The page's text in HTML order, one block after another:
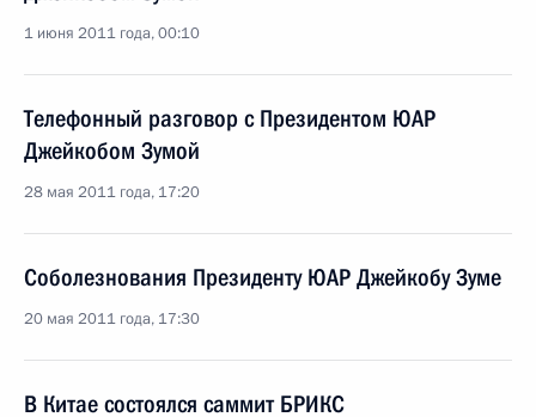
1 июня 2011 года, 00:10
Телефонный разговор с Президентом ЮАР
Джейкобом Зумой
28 мая 2011 года, 17:20
Соболезнования Президенту ЮАР Джейкобу Зуме
20 мая 2011 года, 17:30
В Китае состоялся саммит БРИКС